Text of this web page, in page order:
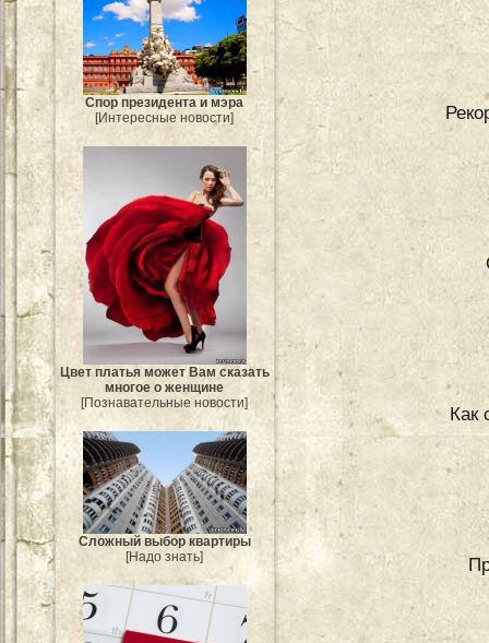
Спор президента и мэра
[Интересные новости]
Цвет платья может Вам сказать
многое о женщине
[Познавательные новости]
Сложный выбор квартиры
[Надо знать]
Как